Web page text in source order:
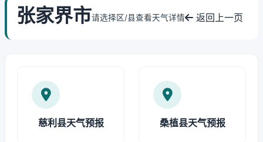
张家界市请选择区/县查看天气详情 返回上一页
慈利县天气预报 桑植县天气预报